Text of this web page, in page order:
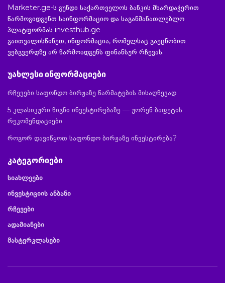
Marketer.ge-ს გუნდი საქართველოს ბანკის მხარდაჭერით
წარმოგიდგენთ საინფორმაციო და საგანმანათლებლო
პლატფორმას investhub.ge
გაითვალისწინეთ, ინფორმაცია, რომელსაც გაეცნობით
ვებგვერდზე არ წარმოადგენს ფინანსურ რჩევას.
უახლესი ინფორმაციები
რჩევები საფონდო ბირჟაზე წარმატების მისაღწევად
5 კლასიკური წიგნი ინვესტირებაზე — უორენ ბაფეტის
რეკომენდაციები
როგორ დავიწყოთ საფონდო ბირჟაზე ინვესტირება?
კატეგორიები
სიახლეები
ინვესტიციის ანბანი
რჩევები
ადამიანები
მასტერკლასები